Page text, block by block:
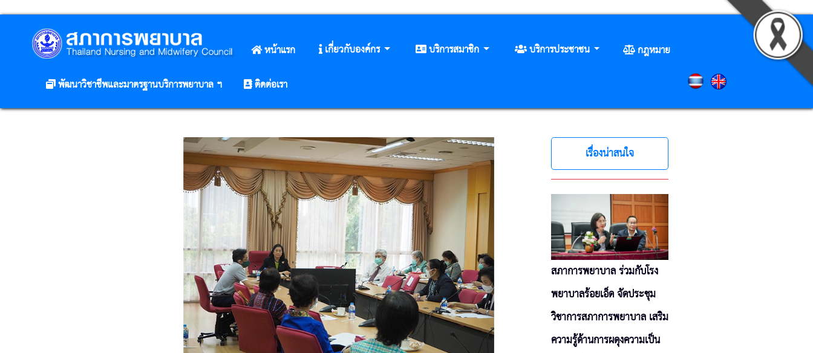
หน้าแรก เกี่ยวกับองค์กร บริการสมาชิก บริการประชาชน
กฎหมาย
พัฒนาวิชาชีพและมาตรฐานบริการพยาบาล ฯ
ติดต่อเรา
เรื่องน่าสนใจ
สภาการพยาบาล ร่วมกับโรง
พยาบาลร้อยเอ็ด จัดประชุม
วิชาการสภาการพยาบาล เสริม
ความรู้ด้านการผดุงความเป็น